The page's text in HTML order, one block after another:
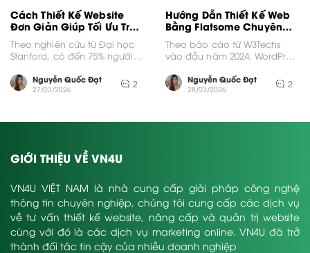
Cách Thiết Kế Website
Đơn Giản Giúp Tối Ưu Trải
Nghiệm Người Dùng
Theo nghiên cứu từ Đại học
Stanford, có đến 75% người
đánh giá...
Nguyễn Quốc Đạt
27/03/2026 2
Hướng Dẫn Thiết Kế Web
Bằng Flatsome Chuyên
Nghiệp
Theo báo cáo từ W3Techs
vào đầu năm 2024, WordPress
website toàn...
Nguyễn Quốc Đạt
28/03/2026 2
GIỚI THIỆU VỀ VN4U
VN4U VIỆT NAM là nhà cung cấp giải pháp công nghệ
thông tin chuyên nghiệp, chúng tôi cung cấp các dịch vụ
về tư vấn thiết kế website, nâng cấp và quản trị website
cùng với đó là các dịch vụ marketing online. VN4U đã trở
thành đối tác tin cậy của nhiều doanh nghiệp